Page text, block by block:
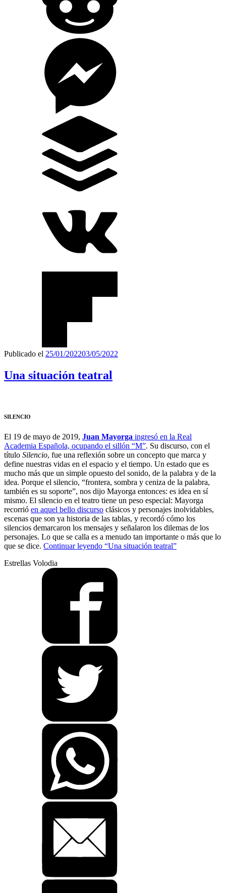
Publicado el 25/01/202203/05/2022
Una situación teatral
SILENCIO
El 19 de mayo de 2019, Juan Mayorga ingresó en la Real
Academia Española, ocupando el sillón “M”. Su discurso, con el
título Silencio, fue una reflexión sobre un concepto que marca y
define nuestras vidas en el espacio y el tiempo. Un estado que es
mucho más que un simple opuesto del sonido, de la palabra y de la
idea. Porque el silencio, “frontera, sombra y ceniza de la palabra,
también es su soporte”, nos dijo Mayorga entonces: es idea en sí
mismo. El silencio en el teatro tiene un peso especial: Mayorga
recorrió en aquel bello discurso clásicos y personajes inolvidables,
escenas que son ya historia de las tablas, y recordó cómo los
silencios demarcaron los mensajes y señalaron los dilemas de los
personajes. Lo que se calla es a menudo tan importante o más que lo
que se dice. Continuar leyendo “Una situación teatral”
Estrellas Volodia